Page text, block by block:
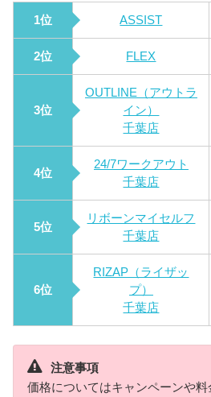
1位 ASSIST
2位 FLEX
3位
OUTLINE（アウトラ
イン）
千葉店
4位
24/7ワークアウト
千葉店
5位
リボーンマイセルフ
千葉店
6位
RIZAP（ライザッ
プ）
千葉店
注意事項
価格についてはキャンペーンや